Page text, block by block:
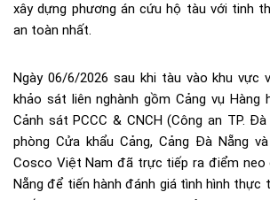
xây dựng phương án cứu hộ tàu với tinh
an toàn nhất.
Ngày 06/6/2026 sau khi tàu vào khu vực
khảo sát liên nghành gồm Cảng vụ Hàng
Cảnh sát PCCC & CNCH (Công an TP.
phòng Cửa khẩu Cảng, Cảng Đà Nẵng
Cosco Việt Nam đã trực tiếp ra điểm
Nẵng để tiến hành đánh giá tình hình thực